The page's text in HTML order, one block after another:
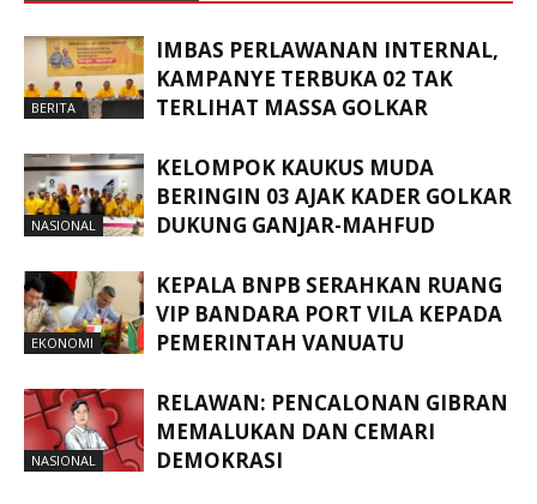
BERITA
IMBAS PERLAWANAN INTERNAL,
KAMPANYE TERBUKA 02 TAK
TERLIHAT MASSA GOLKAR
NASIONAL
KELOMPOK KAUKUS MUDA
BERINGIN 03 AJAK KADER GOLKAR
DUKUNG GANJAR-MAHFUD
EKONOMI
KEPALA BNPB SERAHKAN RUANG
VIP BANDARA PORT VILA KEPADA
PEMERINTAH VANUATU
NASIONAL
RELAWAN: PENCALONAN GIBRAN
MEMALUKAN DAN CEMARI
DEMOKRASI